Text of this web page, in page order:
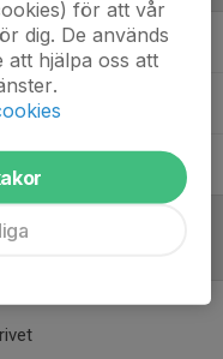
för att vår
dig. De används
hjälpa oss att